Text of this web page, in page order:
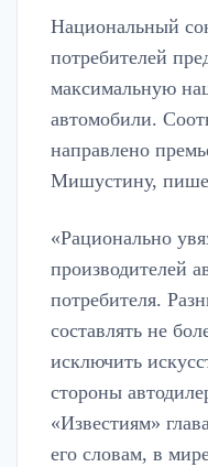
Национальный
потребителей
максимальную
автомобили.
направлено
Мишустину,
«Рационально
производителей
потребителя.
составлять не
исключить
стороны
«Известиям»
его словам, в